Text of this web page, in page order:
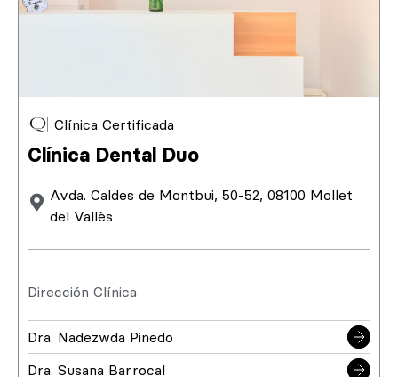
Clínica Certificada
Clínica Dental Duo
Avda. Caldes de Montbui, 50-52, 08100 Mollet
del Vallès
Dirección Clínica
Dra. Nadezwda Pinedo
Dra. Susana Barrocal